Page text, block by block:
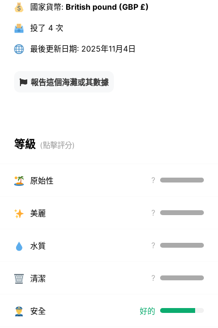
國家貨幣: British pound (GBP £)
投了 4 次
最後更新日期:2025年11月4日
報告這個海灘或其數據
等級
原始性 ?
美麗 ?
水質 ?
清潔 ?
安全 好的